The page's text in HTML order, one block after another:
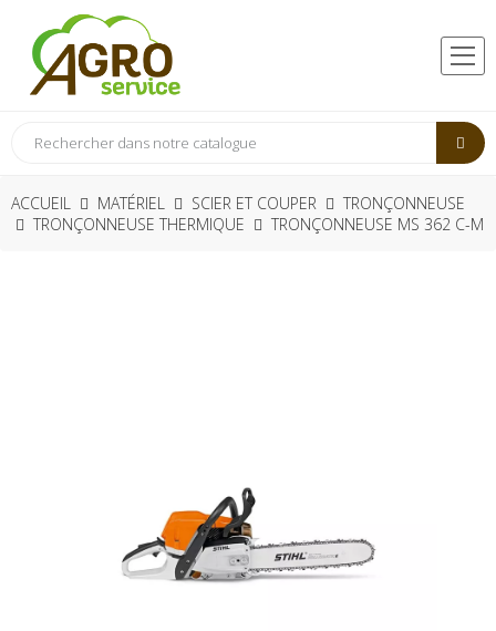
ACCUEIL MATÉRIEL SCIER ET COUPER
TRONÇONNEUSE
TRONÇONNEUSE THERMIQUE
TRONÇONNEUSE MS 362 C-M